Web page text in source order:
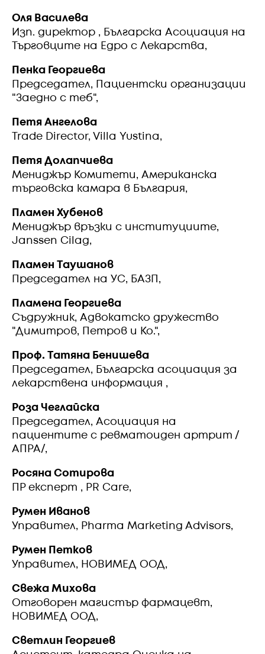
Оля Василева
Изп. директор , Българска Асоциация на
Търговците на Едро с Лекарства,
Пенка Георгиева
Председател, Пациентски организации
"Заедно с теб",
Петя Ангелова
Trade Director, Villa Yustina,
Петя Долапчиева
Мениджър Комитети, Американска
търговска камара в България,
Пламен Хубенов
Мениджър връзки с институциите,
Janssen Cilag,
Пламен Таушанов
Председател на УС, БАЗП,
Пламена Георгиева
Съдружник, Адвокатско дружество
"Димитров, Петров и Ко.",
Проф. Татяна Бенишева
Председател, Българска асоциация за
лекарствена информация ,
Роза Чеглайска
Председател, Асоциация на
пациентите с ревматоиден артрит /
АПРА/,
Росяна Сотирова
ПР експерт , PR Care,
Румен Иванов
Управител, Pharma Marketing Advisors,
Румен Петков
Управител, НОВИМЕД ООД,
Свежа Михова
Отговорен магистър фармацевт,
НОВИМЕД ООД,
Светлин Георгиев